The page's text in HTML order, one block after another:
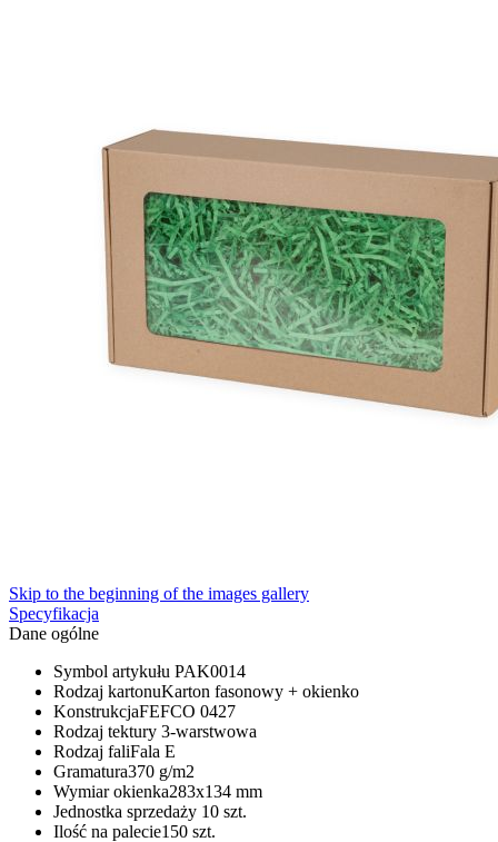
Skip to the beginning of the images gallery
Specyfikacja
Dane ogólne
Symbol artykułu PAK0014
Rodzaj kartonuKarton fasonowy + okienko
KonstrukcjaFEFCO 0427
Rodzaj tektury 3-warstwowa
Rodzaj faliFala E
Gramatura370 g/m2
Wymiar okienka283x134 mm
Jednostka sprzedaży 10 szt.
Ilość na palecie150 szt.